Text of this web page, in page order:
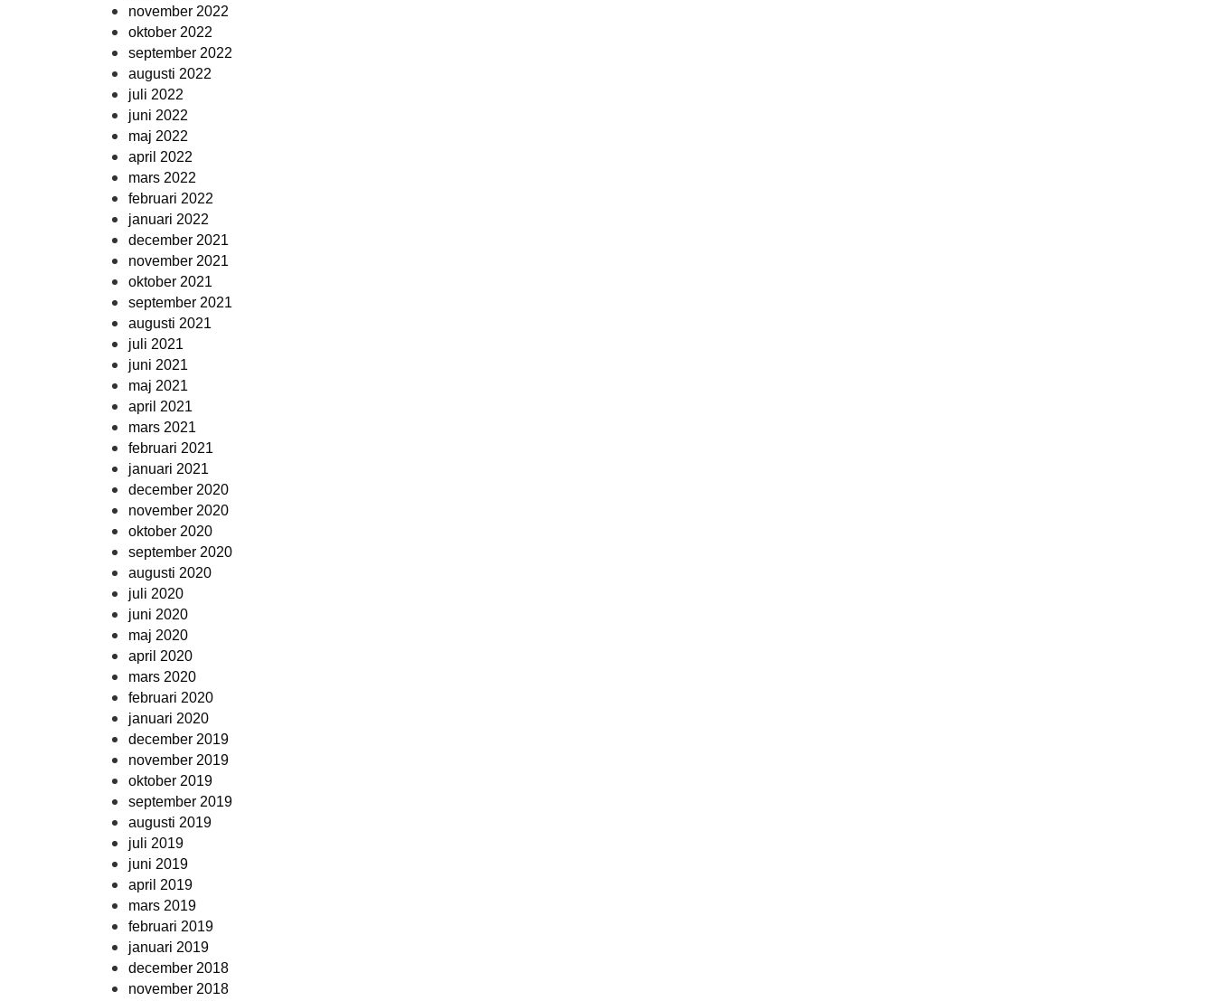
november 2022
oktober 2022
september 2022
augusti 2022
juli 2022
juni 2022
maj 2022
april 2022
mars 2022
februari 2022
januari 2022
december 2021
november 2021
oktober 2021
september 2021
augusti 2021
juli 2021
juni 2021
maj 2021
april 2021
mars 2021
februari 2021
januari 2021
december 2020
november 2020
oktober 2020
september 2020
augusti 2020
juli 2020
juni 2020
maj 2020
april 2020
mars 2020
februari 2020
januari 2020
december 2019
november 2019
oktober 2019
september 2019
augusti 2019
juli 2019
juni 2019
april 2019
mars 2019
februari 2019
januari 2019
december 2018
november 2018